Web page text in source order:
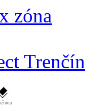
zóna
Trenčín